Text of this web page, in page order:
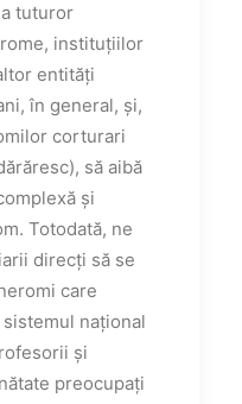
tuturor
instituțiilor
entități
în general, și,
corturari
să aibă
și
Totodată, ne
direcți să se
care
național
și
preocupați